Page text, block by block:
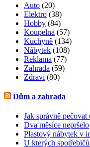
Auto (20)
Elektro (38)
Hobby (84)
Koupelna (57)
Kuchyně (134)
Nábytek (108)
Reklama (77)
Zahrada (59)
Zdraví(80)
Dům a zahrada
Jak správně
Dva měsíce nepršelo
Plastový nábytek v
U kterých